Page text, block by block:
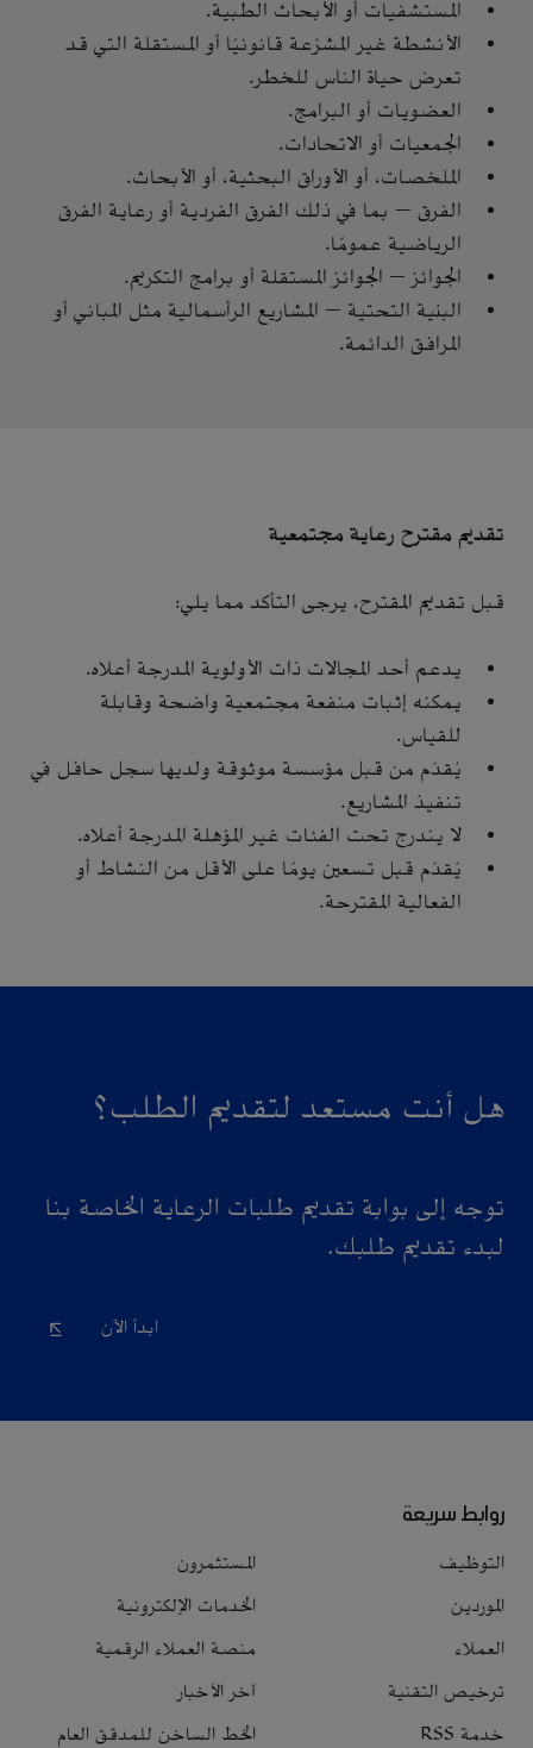
المستشفيات أو الأبحاث الطبية.
الأنشطة غير المشرّعة قانونيًا أو المستقلة التي قد
تعرض حياة الناس للخطر.
العضويات أو البرامج.
الجمعيات أو الاتحادات.
الملخصات، أو الأوراق البحثية، أو الأبحاث.
الفرق — بما في ذلك الفرق الفردية أو رعاية الفرق
الرياضية عمومًا.
الجوائز — الجوائز المستقلة أو برامج التكريم.
البنية التحتية — المشاريع الرأسمالية مثل المباني أو
المرافق الدائمة.
تقديم مقترح رعاية مجتمعية
قبل تقديم المقترح، يرجى التأكد مما يلي:
يدعم أحد المجالات ذات الأولوية المدرجة أعلاه.
يمكنه إثبات منفعة مجتمعية واضحة وقابلة
للقياس.
يُقدّم من قبل مؤسسة موثوقة ولديها سجل حافل في
تنفيذ المشاريع.
لا يندرج تحت الفئات غير المؤهلة المدرجة أعلاه.
يُقدّم قبل تسعين يومًا على الأقل من النشاط أو
الفعالية المقترحة.
هل أنت مستعد لتقديم الطلب؟
توجه إلى بوابة تقديم طلبات الرعاية الخاصة بنا
لبدء تقديم طلبك.
ابدأ الآن
روابط سريعة
التوظيف
المستثمرون
الموردين
الخدمات الإلكترونية
العملاء
منصة العملاء الرقمية
ترخيص التقنية
آخر الأخبار
خدمة RSS
الخط الساخن للمدقق العام